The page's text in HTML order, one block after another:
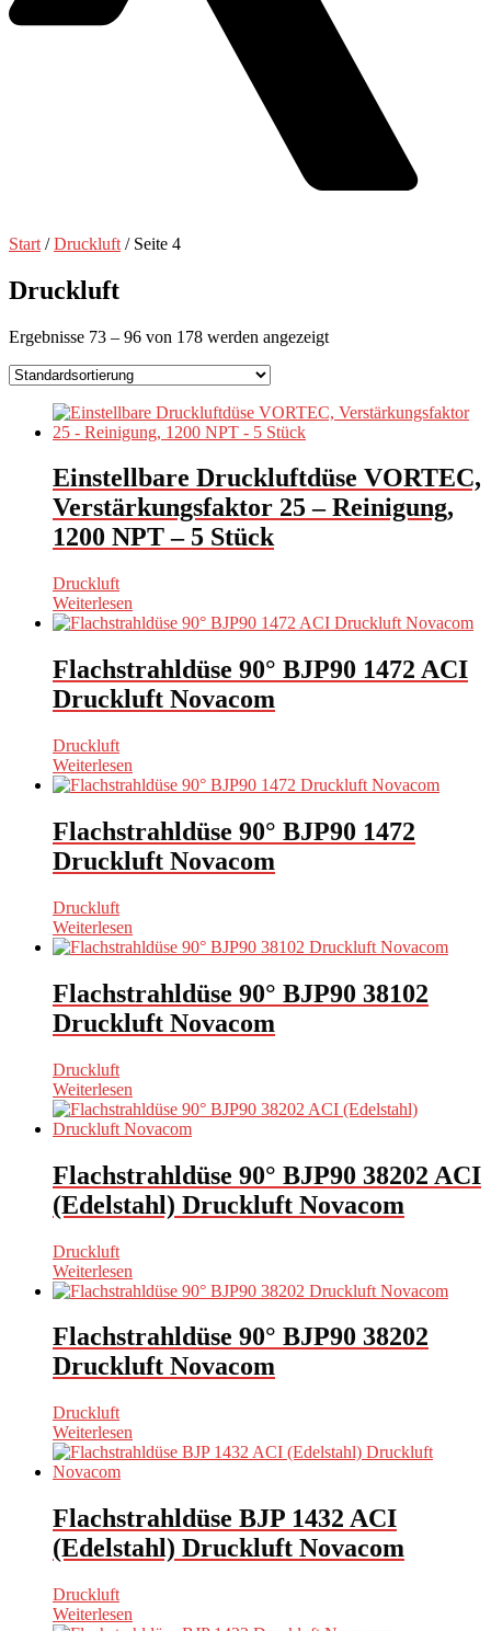
Start /Druckluft / Seite 4
Druckluft
Ergebnisse 73 – 96 von 178 werden angezeigt
Einstellbare Druckluftdüse VORTEC,
Verstärkungsfaktor 25 – Reinigung,
1200 NPT – 5 Stück
Druckluft
Weiterlesen
Flachstrahldüse 90° BJP90 1472 ACI
Druckluft Novacom
Druckluft
Weiterlesen
Flachstrahldüse 90° BJP90 1472
Druckluft Novacom
Druckluft
Weiterlesen
Flachstrahldüse 90° BJP90 38102
Druckluft Novacom
Druckluft
Weiterlesen
Flachstrahldüse 90° BJP90 38202 ACI
(Edelstahl) Druckluft Novacom
Druckluft
Weiterlesen
Flachstrahldüse 90° BJP90 38202
Druckluft Novacom
Druckluft
Weiterlesen
Flachstrahldüse BJP 1432 ACI
(Edelstahl) Druckluft Novacom
Druckluft
Weiterlesen